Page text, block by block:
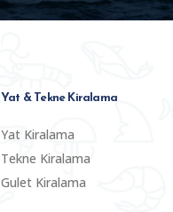
Yat & Tekne Kiralama
Yat Kiralama
Tekne Kiralama
Gulet Kiralama